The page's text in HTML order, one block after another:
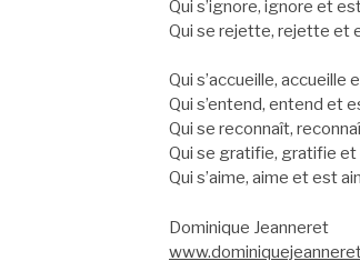
Qui s’ignore, ignore et
Qui se rejette, rejette et
Qui s’accueille, accueille
Qui s’entend, entend et
Qui se reconnaît,
Qui se gratifie, gratifie
Qui s’aime, aime et est
Dominique Jeanneret